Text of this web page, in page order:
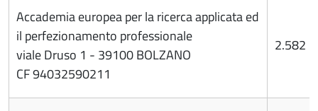
Accademia europea per la ricerca applicata ed
il perfezionamento professionale
viale Druso 1 - 39100 BOLZANO
CF 94032590211
2.582